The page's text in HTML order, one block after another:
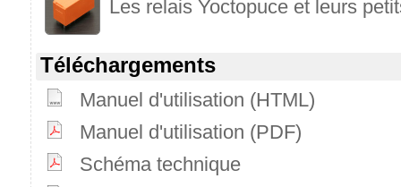
Les relais Yoctopuce et leurs
Téléchargements
Manuel d'utilisation (HTML)
Manuel d'utilisation (PDF)
Schéma technique